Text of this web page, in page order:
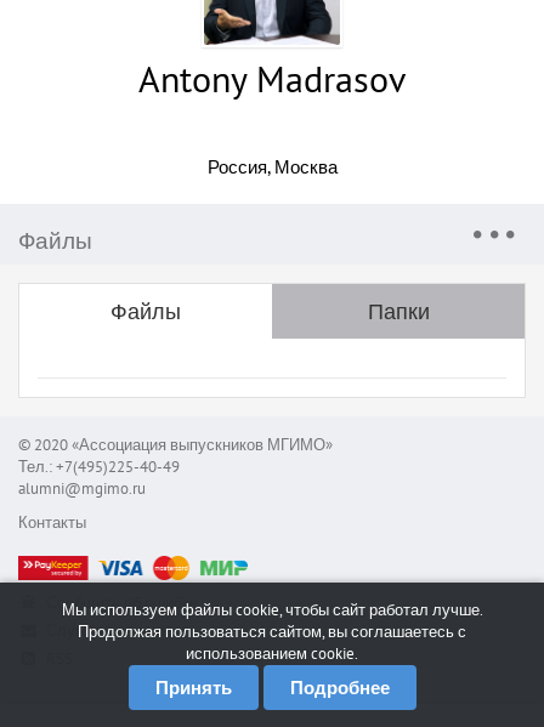
Antony Madrasov
Россия, Москва
Файлы
Файлы Папки
© 2020 «Ассоциация выпускников МГИМО»
Тел.: +7(495)225-40-49
alumni@mgimo.ru
Контакты
Сообщить об ошибке
Служба поддержки
Мы используем файлы cookie, чтобы сайт работал лучше.
Продолжая пользоваться сайтом, вы соглашаетесь с
использованием cookie.
Принять Подробнее